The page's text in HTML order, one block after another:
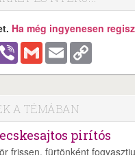
Ha még ingyenesen
Viber Gmail Email
A TÉMÁBAN
pirítós
frissen, fürtönként